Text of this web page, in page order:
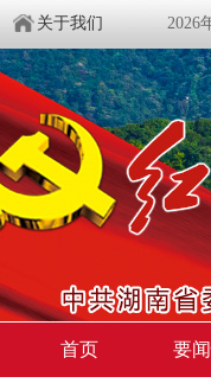
关于我们 2026
首页 要